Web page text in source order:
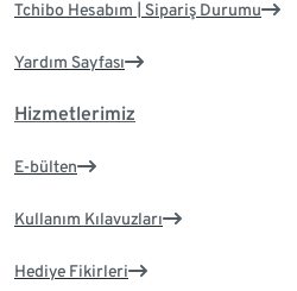
Tchibo Hesabım | Sipariş Durumu
Yardım Sayfası
Hizmetlerimiz
E-bülten
Kullanım Kılavuzları
Hediye Fikirleri